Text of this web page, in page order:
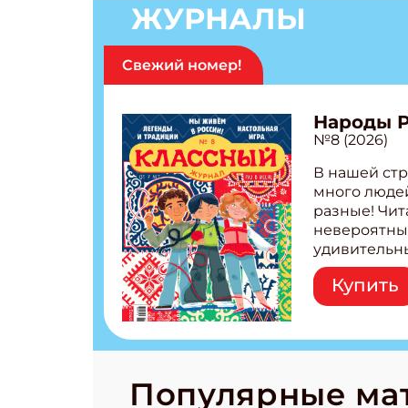
ЖУРНАЛЫ
Свежий номер!
Народы
№8 (2026)
В нашей
много
разные!
народов
Легенды
бурятов
странные
Купить
Популярные